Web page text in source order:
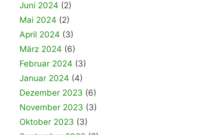
Juni 2024 (2)
Mai 2024 (2)
April 2024 (3)
März 2024 (6)
Februar 2024 (3)
Januar 2024 (4)
Dezember 2023 (6)
November 2023 (3)
Oktober 2023 (3)